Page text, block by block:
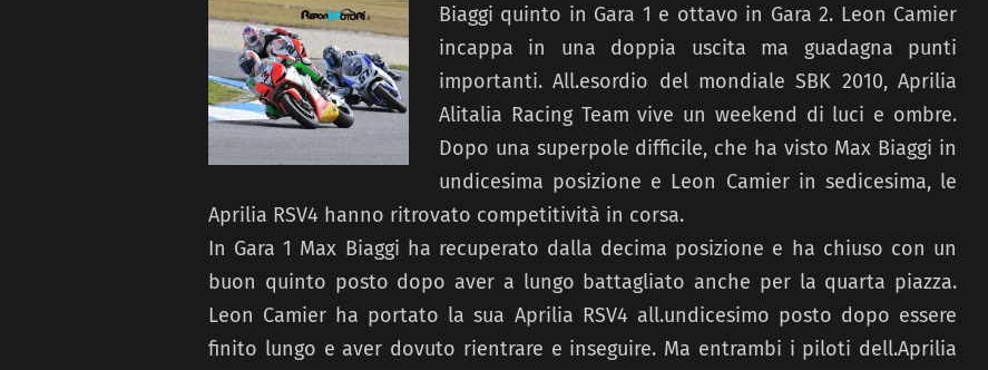
Biaggi quinto in Gara 1 e ottavo in Gara 2. Leon Camier
incappa in una doppia uscita ma guadagna punti
importanti. All.esordio del mondiale SBK 2010, Aprilia
Alitalia Racing Team vive un weekend di luci e ombre.
Dopo una superpole difficile, che ha visto Max Biaggi in
undicesima posizione e Leon Camier in sedicesima, le
Aprilia RSV4 hanno ritrovato competitività in corsa.
In Gara 1 Max Biaggi ha recuperato dalla decima posizione e ha chiuso con un
buon quinto posto dopo aver a lungo battagliato anche per la quarta piazza.
Leon Camier ha portato la sua Aprilia RSV4 all.undicesimo posto dopo essere
finito lungo e aver dovuto rientrare e inseguire. Ma entrambi i piloti dell.Aprilia